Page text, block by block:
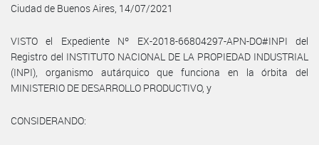
Ciudad de Buenos Aires, 14/07/2021
VISTO el Expediente Nº EX-2018-66804297-APN-DO#INPI del
Registro del INSTITUTO NACIONAL DE LA PROPIEDAD INDUSTRIAL
(INPI), organismo autárquico que funciona en la órbita del
MINISTERIO DE DESARROLLO PRODUCTIVO, y
CONSIDERANDO: